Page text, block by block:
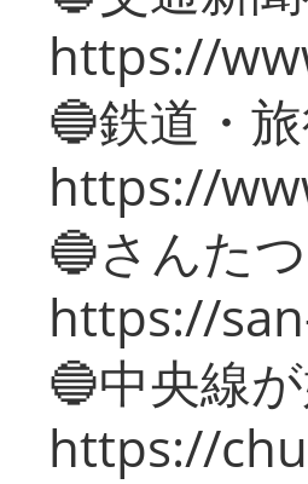
https://
🔵鉄道・
https://
🔵さんた
https://
🔵中央線
https://